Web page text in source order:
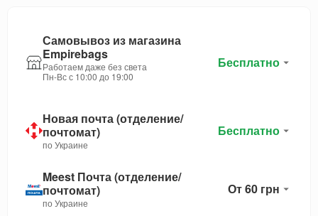
Самовывоз из магазина
Empirebags
Работаем даже без света
Пн-Вс с 10:00 до 19:00
Бесплатно
Новая почта (отделение/
почтомат)
по Украине
Бесплатно
Meest Почта (отделение/
почтомат)
по Украине
От 60 грн